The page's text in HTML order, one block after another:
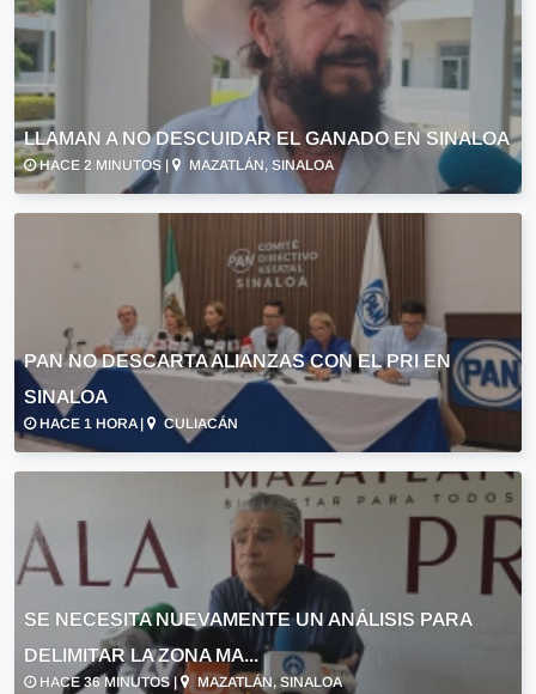
LLAMAN A NO DESCUIDAR EL GANADO EN SINALOA
HACE 2 MINUTOS | MAZATLÁN, SINALOA
PAN NO DESCARTA ALIANZAS CON EL PRI EN
SINALOA
HACE 1 HORA | CULIACÁN
SE NECESITA NUEVAMENTE UN ANÁLISIS PARA
DELIMITAR LA ZONA MA...
HACE 36 MINUTOS | MAZATLÁN, SINALOA